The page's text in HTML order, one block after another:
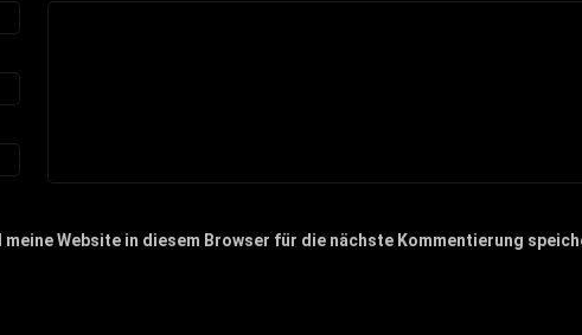
meine Website in diesem Browser für die nächste Kommentierung